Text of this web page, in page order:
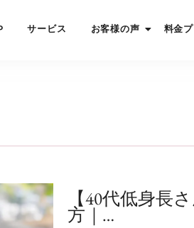
サービス お客様の声 料金
【40代低身長
方｜…